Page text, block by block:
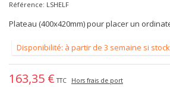
Référence: LSHELF
Plateau (400x420mm) pour placer un
Disponibilité: à partir de 3 semaine si
163,35 € TTC Hors frais de port